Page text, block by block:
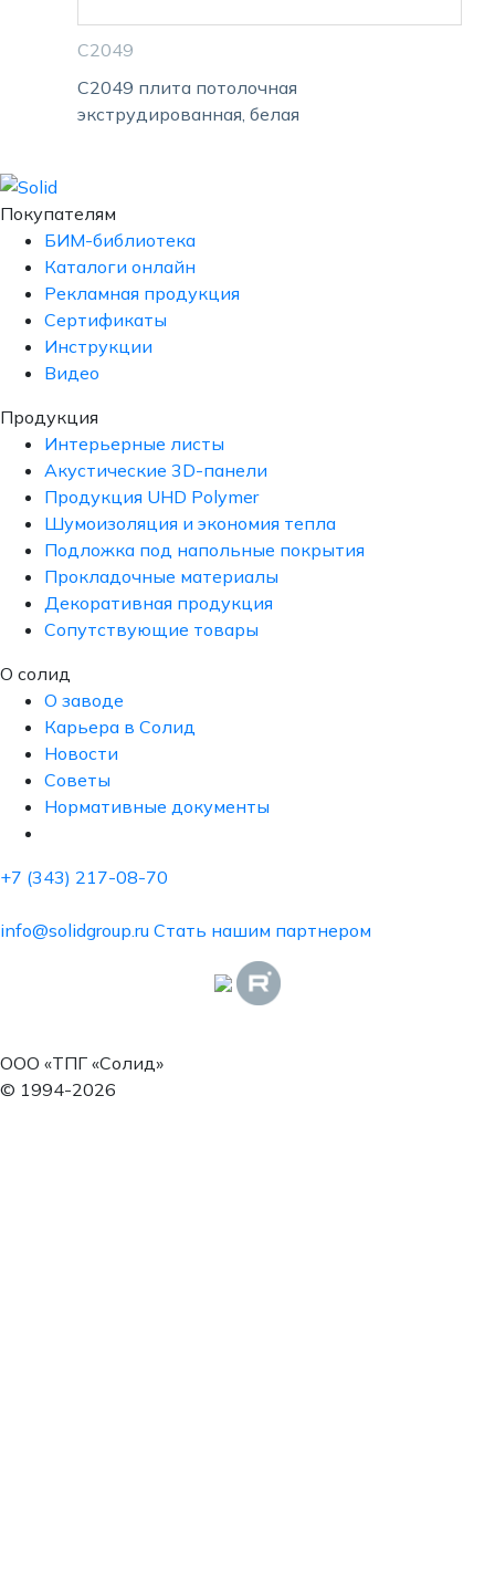
С2049
С2049 плита потолочная
экструдированная, белая
Покупателям
БИМ-библиотека
Каталоги онлайн
Рекламная продукция
Сертификаты
Инструкции
Видео
Продукция
Интерьерные листы
Акустические 3D-панели
Продукция UHD Polymer
Шумоизоляция и экономия тепла
Подложка под напольные покрытия
Прокладочные материалы
Декоративная продукция
Сопутствующие товары
О солид
О заводе
Карьера в Солид
Новости
Советы
Нормативные документы
+7 (343) 217-08-70
info@solidgroup.ru Стать нашим партнером
ООО «ТПГ «Солид»
© 1994-2026